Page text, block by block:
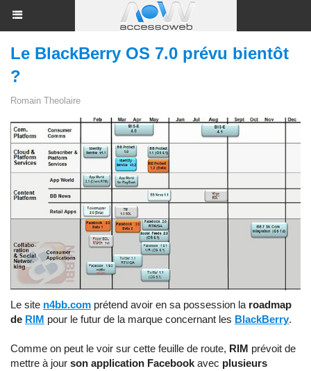
Le BlackBerry OS 7.0 prévu bientôt
?
Romain Theolaire
Le site n4bb.com prétend avoir en sa possession la roadmap
de RIM pour le futur de la marque concernant les BlackBerry.
Comme on peut le voir sur cette feuille de route, RIM prévoit de
mettre à jour son application Facebook avec plusieurs